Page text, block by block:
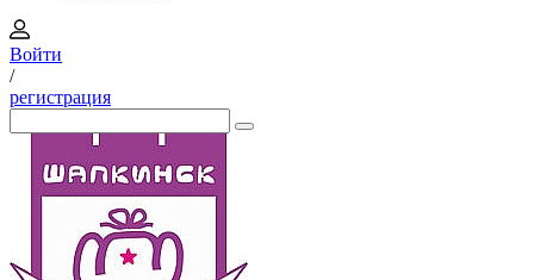
Войти
/
регистрация